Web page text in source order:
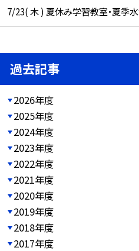
7/23( 木 ) 夏休み学習教室・夏季
過去記事
2026年度
2025年度
2024年度
2023年度
2022年度
2021年度
2020年度
2019年度
2018年度
2017年度